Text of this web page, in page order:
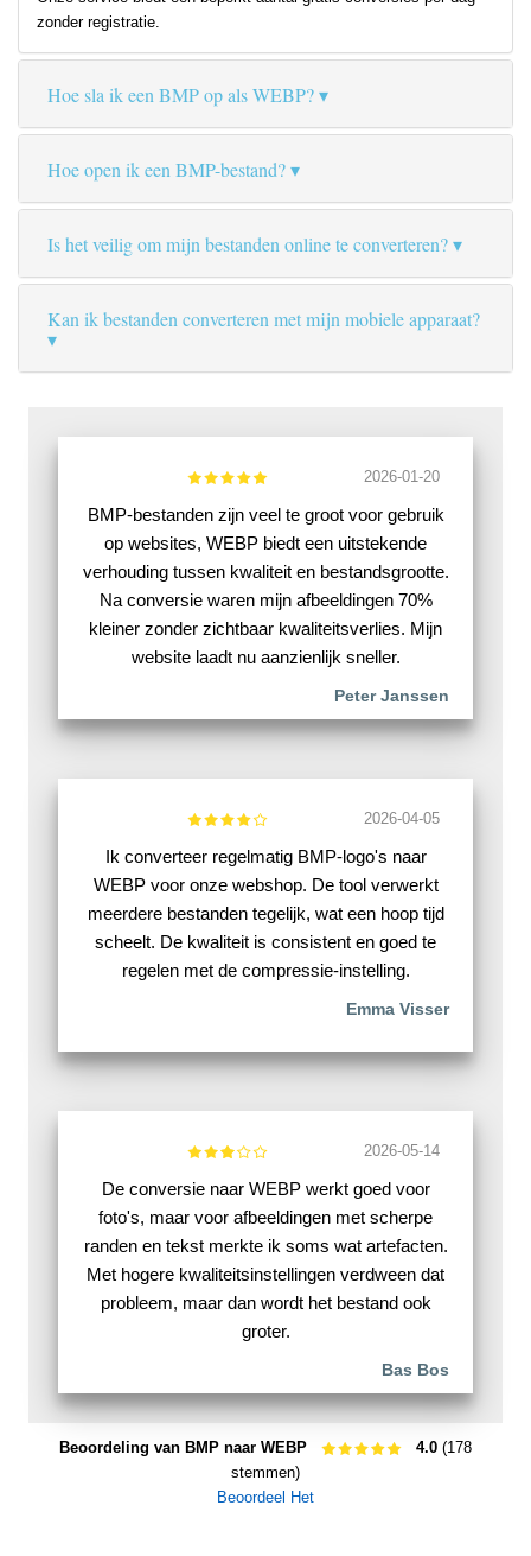
zonder registratie.
Hoe sla ik een BMP op als WEBP?
Hoe open ik een BMP-bestand?
Is het veilig om mijn bestanden online te converteren?
Kan ik bestanden converteren met mijn mobiele apparaat?
2026-01-20
BMP-bestanden zijn veel te groot voor gebruik
op websites, WEBP biedt een uitstekende
verhouding tussen kwaliteit en bestandsgrootte.
Na conversie waren mijn afbeeldingen 70%
kleiner zonder zichtbaar kwaliteitsverlies. Mijn
website laadt nu aanzienlijk sneller.
Peter Janssen
2026-04-05
Ik converteer regelmatig BMP-logo's naar
WEBP voor onze webshop. De tool verwerkt
meerdere bestanden tegelijk, wat een hoop tijd
scheelt. De kwaliteit is consistent en goed te
regelen met de compressie-instelling.
Emma Visser
2026-05-14
De conversie naar WEBP werkt goed voor
foto's, maar voor afbeeldingen met scherpe
randen en tekst merkte ik soms wat artefacten.
Met hogere kwaliteitsinstellingen verdween dat
probleem, maar dan wordt het bestand ook
groter.
Bas Bos
Beoordeling van BMP naar WEBP 4.0 (178
stemmen)
Beoordeel Het